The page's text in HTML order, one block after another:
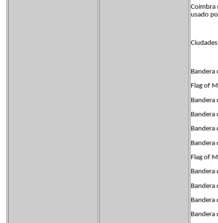
Coimbra
usado
Bandera
Flag of
Bandera
Bandera
Bandera
Bandera
Flag of
Bandera
Bandera
Bandera
Bandera